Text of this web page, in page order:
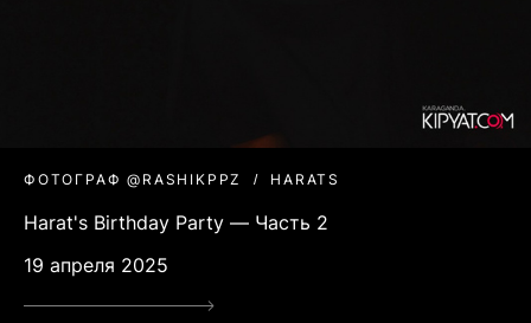
ФОТОГРАФ @RASHIKPPZ HARATS
Harat's Birthday Party — Часть 2
19 апреля 2025